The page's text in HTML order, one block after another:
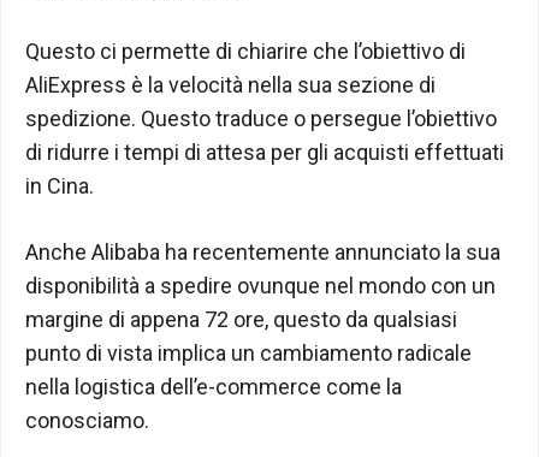
Questo ci permette di chiarire che l’obiettivo di
AliExpress è la velocità nella sua sezione di
spedizione. Questo traduce o persegue l’obiettivo
di ridurre i tempi di attesa per gli acquisti effettuati
in Cina.
Anche Alibaba ha recentemente annunciato la sua
disponibilità a spedire ovunque nel mondo con un
margine di appena 72 ore, questo da qualsiasi
punto di vista implica un cambiamento radicale
nella logistica dell’e-commerce come la
conosciamo.